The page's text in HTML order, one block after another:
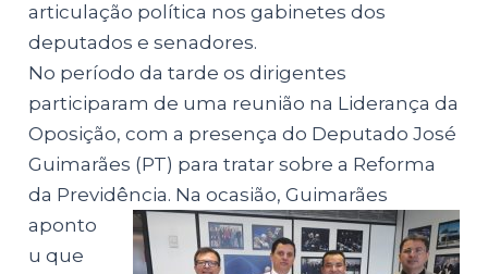
articulação política nos gabinetes dos
deputados e senadores.
No período da tarde os dirigentes
participaram de uma reunião na Liderança da
Oposição, com a presença do Deputado José
Guimarães (PT) para tratar sobre a Reforma
da Previdência. Na ocasião, Guimarães
aponto
u que